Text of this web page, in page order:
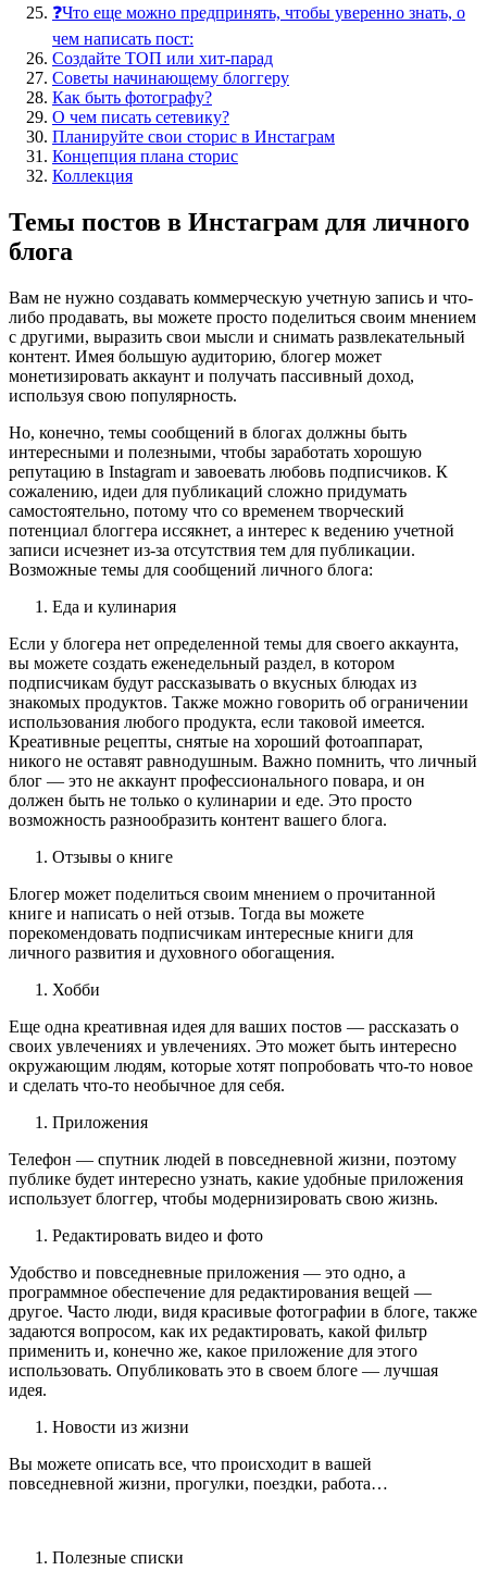
❓Что еще можно предпринять, чтобы уверенно знать, о
чем написать пост:
Создайте ТОП или хит-парад
Советы начинающему блоггеру
Как быть фотографу?
О чем писать сетевику?
Планируйте свои сторис в Инстаграм
Концепция плана сторис
Коллекция
Темы постов в Инстаграм для личного
блога
Вам не нужно создавать коммерческую учетную запись и что-
либо продавать, вы можете просто поделиться своим мнением
с другими, выразить свои мысли и снимать развлекательный
контент. Имея большую аудиторию, блогер может
монетизировать аккаунт и получать пассивный доход,
используя свою популярность.
Но, конечно, темы сообщений в блогах должны быть
интересными и полезными, чтобы заработать хорошую
репутацию в Instagram и завоевать любовь подписчиков. К
сожалению, идеи для публикаций сложно придумать
самостоятельно, потому что со временем творческий
потенциал блоггера иссякнет, а интерес к ведению учетной
записи исчезнет из-за отсутствия тем для публикации.
Возможные темы для сообщений личного блога:
Еда и кулинария
Если у блогера нет определенной темы для своего аккаунта,
вы можете создать еженедельный раздел, в котором
подписчикам будут рассказывать о вкусных блюдах из
знакомых продуктов. Также можно говорить об ограничении
использования любого продукта, если таковой имеется.
Креативные рецепты, снятые на хороший фотоаппарат,
никого не оставят равнодушным. Важно помнить, что личный
блог — это не аккаунт профессионального повара, и он
должен быть не только о кулинарии и еде. Это просто
возможность разнообразить контент вашего блога.
Отзывы о книге
Блогер может поделиться своим мнением о прочитанной
книге и написать о ней отзыв. Тогда вы можете
порекомендовать подписчикам интересные книги для
личного развития и духовного обогащения.
Хобби
Еще одна креативная идея для ваших постов — рассказать о
своих увлечениях и увлечениях. Это может быть интересно
окружающим людям, которые хотят попробовать что-то новое
и сделать что-то необычное для себя.
Приложения
Телефон — спутник людей в повседневной жизни, поэтому
публике будет интересно узнать, какие удобные приложения
использует блоггер, чтобы модернизировать свою жизнь.
Редактировать видео и фото
Удобство и повседневные приложения — это одно, а
программное обеспечение для редактирования вещей —
другое. Часто люди, видя красивые фотографии в блоге, также
задаются вопросом, как их редактировать, какой фильтр
применить и, конечно же, какое приложение для этого
использовать. Опубликовать это в своем блоге — лучшая
идея.
Новости из жизни
Вы можете описать все, что происходит в вашей
повседневной жизни, прогулки, поездки, работа…
Полезные списки